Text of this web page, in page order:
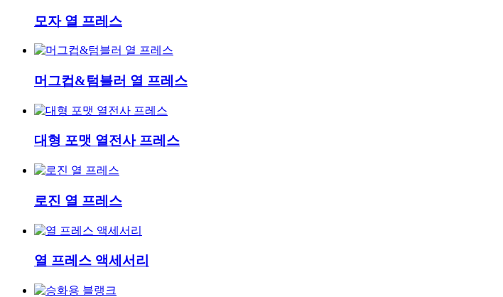
모자 열 프레스
머그컵&텀블러 열 프레스
대형 포맷 열전사 프레스
로진 열 프레스
열 프레스 액세서리